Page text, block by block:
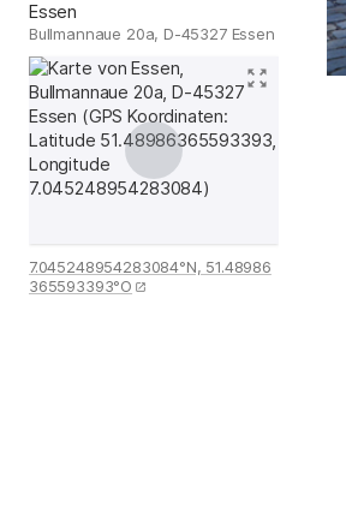
Essen
Bullmannaue 20a, D-45327 Essen
7.045248954283084°N, 51.48986
365593393°O